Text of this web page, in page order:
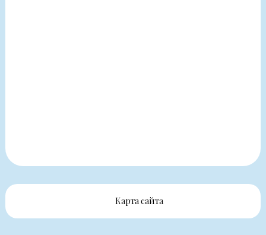
Карта сайта